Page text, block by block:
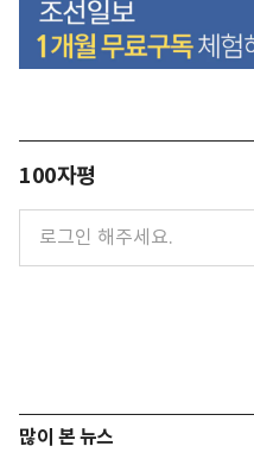
100자평
많이 본 뉴스